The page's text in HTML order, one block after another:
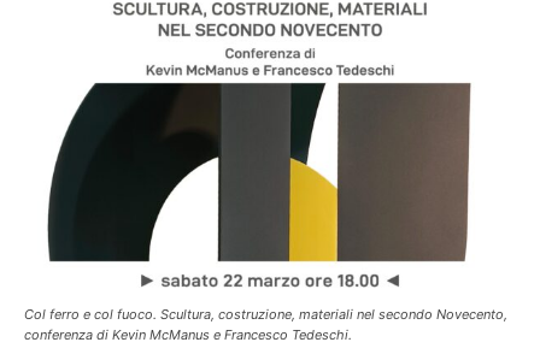
Col ferro e col fuoco. Scultura, costruzione, materiali nel secondo Novecento,
conferenza di Kevin McManus e Francesco Tedeschi.